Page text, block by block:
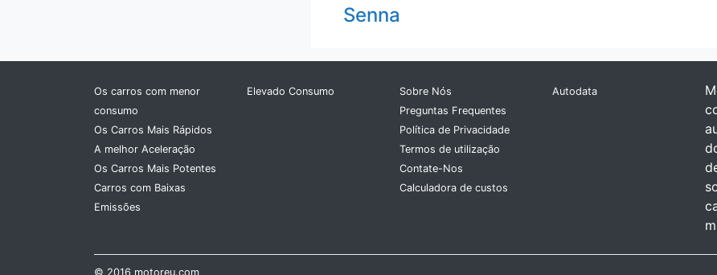
Saab
Seat
Skoda
Senna
Os carros com menor
consumo
Os Carros Mais Rápidos
A melhor Aceleração
Os Carros Mais Potentes
Carros com Baixas
Emissões
Elevado Consumo
Sobre Nós
Preguntas Frequentes
Política de Privacidade
Termos de utilização
Contate-Nos
Calculadora de custos
Autodata
© 2016 motoreu.com